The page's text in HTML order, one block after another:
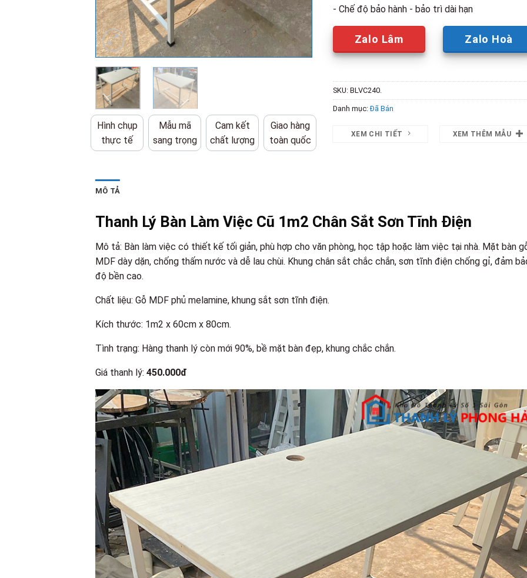
Hình chụp
thực tế
Mẫu mã
sang trọng
Cam kết
chất lượng
Giao hàng
toàn quốc
- Chế độ bảo hành - bảo trì dài hạn
Zalo Lâm Zalo Hoà
SKU: BLVC240.
Danh mục:Đã Bán
XEM CHI TIẾT XEM THÊM MẪU
MÔ TẢ
Thanh Lý Bàn Làm Việc Cũ 1m2 Chân Sắt Sơn Tĩnh Điện
Mô tả: Bàn làm việc có thiết kế tối giản, phù hợp cho văn phòng, học tập hoặc làm việc tại nhà. Mặt bàn
MDF dày dặn, chống thấm nước và dễ lau chùi. Khung chân sắt chắc chắn, sơn tĩnh điện chống gỉ, đảm
độ bền cao.
Chất liệu: Gỗ MDF phủ melamine, khung sắt sơn tĩnh điện.
Kích thước: 1m2 x 60cm x 80cm.
Tình trạng: Hàng thanh lý còn mới 90%, bề mặt bàn đẹp, khung chắc chắn.
Giá thanh lý: 450.000đ